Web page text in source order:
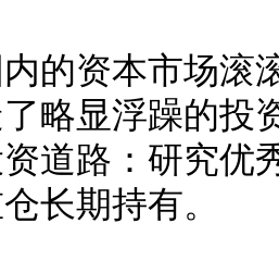
的资本市场滚
略显浮躁的投
道路： 研究优
长期持有。